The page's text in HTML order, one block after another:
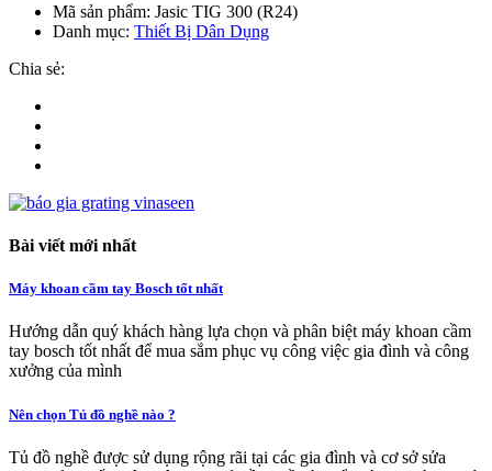
Mã sản phẩm: Jasic TIG 300 (R24)
Danh mục: Thiết Bị Dân Dụng
Chia sẻ:
Bài viết mới nhất
Máy khoan cầm tay Bosch tốt nhất
Hướng dẫn quý khách hàng lựa chọn và phân biệt máy khoan cầm
tay bosch tốt nhất để mua sắm phục vụ công việc gia đình và công
xưởng của mình
Nên chọn Tủ đồ nghề nào ?
Tủ đồ nghề được sử dụng rộng rãi tại các gia đình và cơ sở sửa